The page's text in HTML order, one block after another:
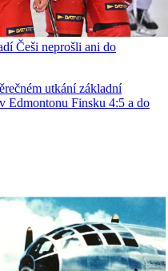
Češi neprošli ani do
utkání základní
Edmontonu Finsku 4:5 a do